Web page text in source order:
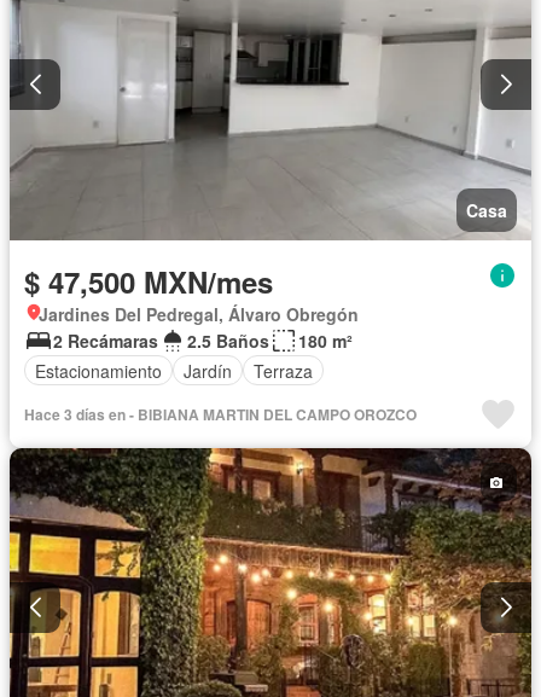
Casa
$ 47,500 MXN/mes
Jardines Del Pedregal, Álvaro Obregón
2 Recámaras
2.5 Baños
180 m²
Estacionamiento
Jardín Terraza
Hace 3 días en - BIBIANA MARTIN DEL CAMPO OROZCO